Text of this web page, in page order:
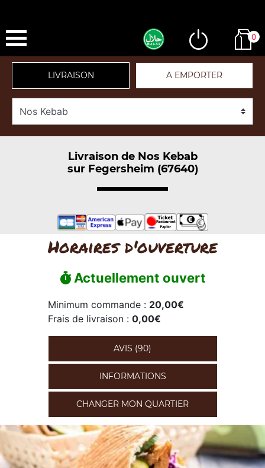
0
LIVRAISON A EMPORTER
Livraison de Nos Kebab
sur Fegersheim (67640)
Horaires d'ouverture
Actuellement ouvert
Minimum commande : 20,00€
Frais de livraison : 0,00€
AVIS (90)
INFORMATIONS
CHANGER MON QUARTIER